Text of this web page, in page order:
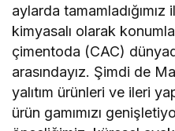
aylarda tamamladığımız
kimyasalı olarak
çimentoda (CAC)
arasındayız. Şimdi de
yalıtım ürünleri ve ileri
ürün gamımızı